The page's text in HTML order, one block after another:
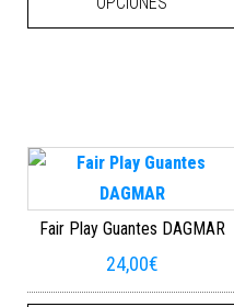
Fair Play Guantes DAGMAR
24,00€